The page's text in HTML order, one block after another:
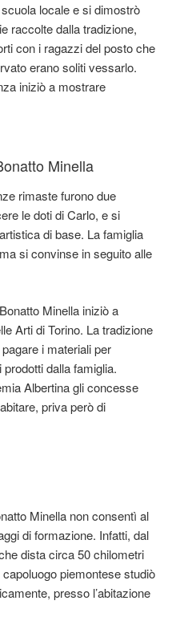
locale e si dimostrò
raccolte dalla tradizione,
con i ragazzi del posto che
erano soliti vessarlo.
iniziò a mostrare
Minella
rimaste furono due
le doti di Carlo, e si
di base. La famiglia
si convinse in seguito alle
Minella iniziò a
Arti di Torino. La tradizione
i materiali per
dalla famiglia.
Albertina gli concesse
priva però di
Minella non consentì al
di formazione. Infatti, dal
dista circa 50 chilometri
piemontese studiò
presso l’abitazione